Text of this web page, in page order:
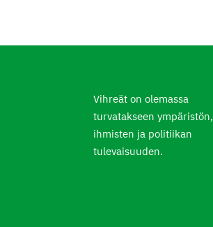
Vihreät on olemassa
turvatakseen ympäristön,
ihmisten ja politiikan
tulevaisuuden.